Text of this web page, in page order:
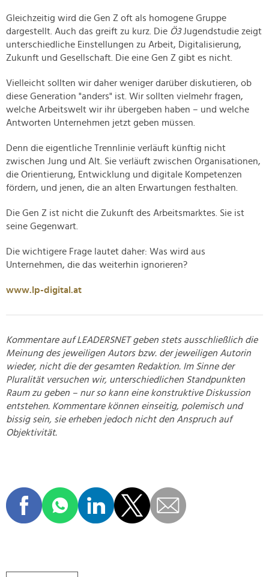
Gleichzeitig wird die Gen Z oft als homogene Gruppe
dargestellt. Auch das greift zu kurz. Die Ö3Jugendstudie zeigt
unterschiedliche Einstellungen zu Arbeit, Digitalisierung,
Zukunft und Gesellschaft. Die eine Gen Z gibt es nicht.
Vielleicht sollten wir daher weniger darüber diskutieren, ob
diese Generation "anders" ist. Wir sollten vielmehr fragen,
welche Arbeitswelt wir ihr übergeben haben – und welche
Antworten Unternehmen jetzt geben müssen.
Denn die eigentliche Trennlinie verläuft künftig nicht
zwischen Jung und Alt. Sie verläuft zwischen Organisationen,
die Orientierung, Entwicklung und digitale Kompetenzen
fördern, und jenen, die an alten Erwartungen festhalten.
Die Gen Z ist nicht die Zukunft des Arbeitsmarktes. Sie ist
seine Gegenwart.
Die wichtigere Frage lautet daher: Was wird aus
Unternehmen, die das weiterhin ignorieren?
www.lp-digital.at
Kommentare auf LEADERSNET geben stets ausschließlich die
Meinung des jeweiligen Autors bzw. der jeweiligen Autorin
wieder, nicht die der gesamten Redaktion. Im Sinne der
Pluralität versuchen wir, unterschiedlichen Standpunkten
Raum zu geben – nur so kann eine konstruktive Diskussion
entstehen. Kommentare können einseitig, polemisch und
bissig sein, sie erheben jedoch nicht den Anspruch auf
Objektivität.